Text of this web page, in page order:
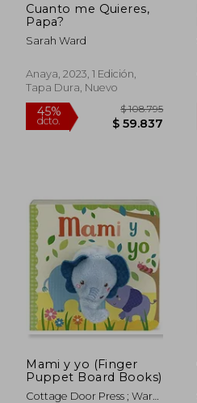
Cuanto me Quieres,
Papa?
Sarah Ward
Anaya, 2023, 1 Edición,
Tapa Dura, Nuevo
45%
dcto.
$ 108.795
$ 59.837
Mami y yo (Finger
Puppet Board Books)
Cottage Door Press ; Ward,